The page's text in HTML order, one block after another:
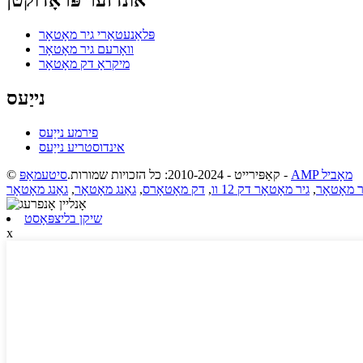
פּלאַנעטאַרי גיר מאָטאָר
וואָרעם גיר מאָטאָר
מיקראָ דק מאָטאָר
נייַעס
פירמע נייַעס
אינדוסטריע נייַעס
© קאַפּירייט - 2010-2024: כל הזכויות שמורות.
סיטעמאַפּ -
AMP מאָביל
מאָטאָר, גיר מאָטאָר דק 12 וו , דק מאָטאָרס, גאַנג מאָטאָר, גאַנג מאָטאָר
שיקן בליצפּאָסט
x